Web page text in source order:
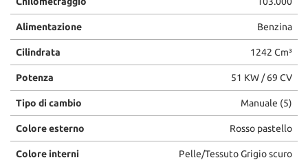
Alimentazione Benzina
Cilindrata 1242 Cm³
Potenza 51 KW / 69 CV
Tipo di cambio Manuale (5)
Colore esterno Rosso pastello
Colore interni Pelle/Tessuto Grigio scuro
questi
strumenti
di
tracciamento
si
rimanda
cookie
policy.
rivedere